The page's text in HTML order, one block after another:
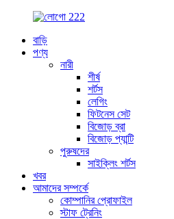
বাড়ি
পণ্য
নারী
শীর্ষ
শর্টস
লেগিং
ফিটনেস সেট
বিজোড় ব্রা
বিজোড় প্যান্টি
পুরুষদের
সাইক্লিং শর্টস
খবর
আমাদের সম্পর্কে
কোম্পানির প্রোফাইল
স্টাফ ট্রেনিং